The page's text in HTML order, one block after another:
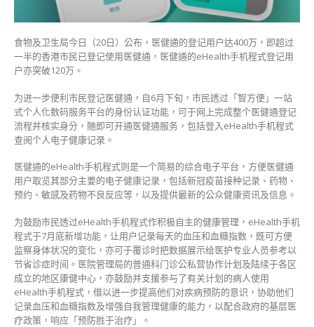
破
120
万〉
中
食物及卫生局今日（20日）公布，医健通的登记用户达400万，即超过
一半的香港市民已登记使用医健通，医健通的eHealth手机程式登记用
户亦突破120万。
为进一步便利市民登记医健通，自6月下旬，市民透过「智方便」一站
式个人化数码服务平台的身份认证功能，可于网上完成整个医健通登记
流程并核实身分，随即可开通医健通服务，包括登入eHealth手机程式
查阅个人电子健康记录。
医健通的eHealth手机程式则是一个简易的综合电子平台，方便医健通
用户取览其部分主要的电子健康记录，包括新冠疫苗接种记录、药物、
预约、敏感及药物不良反应等，以及提供最新的公众健康资讯及信息。
为鼓励市民透过eHealth手机程式作积极自主的健康管理，eHealth手机
程式于7月底新增功能，让用户记录每天的血压和血糖指数，既可方便
监察身体状况的变化，亦可于覆诊时把数据展示给医护专业人员参考以
节省诊症时间。医院管理局的普通科门诊公私营协作计划及陆续于各区
成立的地区康健中心，亦鼓励并支援参与了有关计划的病人使用
eHealth手机程式，借以进一步提高他们对疾病预防的意识，协助他们
记录血压和血糖指数及增强自我管理健康的能力，以配合政府的基层医
疗政策，响应「预防胜于治疗」。